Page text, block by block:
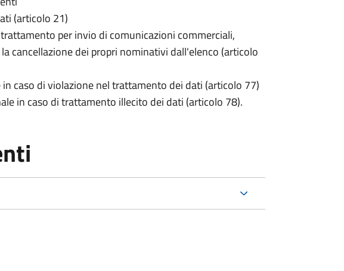
(articolo 21)
per invio di comunicazioni commerciali,
cancellazione dei propri nominativi dall'elenco (articolo
caso di violazione nel trattamento dei dati (articolo 77)
in caso di trattamento illecito dei dati (articolo 78).